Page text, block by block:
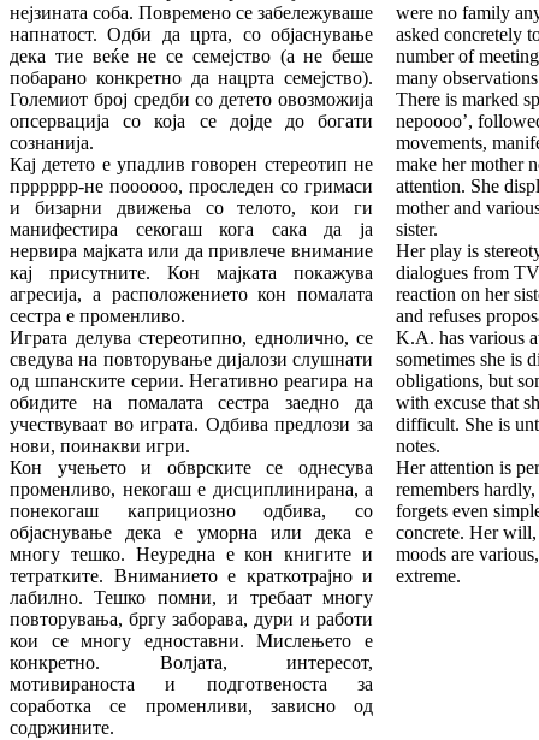
нејзината соба. Повремено се забележуваше
напнатост. Одби да црта, со објаснување
дека тие веќе не се семејство (а не беше
побарано конкретно да нацрта семејство).
Големиот број средби со детето овозможија
опсервација со која се дојде до богати
сознанија.
Кај детето е упадлив говорен стереотип не
прррррр-не поооооо, проследен со гримаси
и бизарни движења со телото, кои ги
манифестира секогаш кога сака да ја
нервира мајката или да привлече внимание
кај присутните. Кон мајката покажува
агресија, а расположението кон помалата
сестра е променливо.
Играта делува стереотипно, еднолично, се
сведува на повторување дијалози слушнати
од шпанските серии. Негативно реагира на
обидите на помалата сестра заедно да
учествуваат во играта. Одбива предлози за
нови, поинакви игри.
Кон учењето и обврските се однесува
променливо, некогаш е дисциплинирана, а
понекогаш каприциозно одбива, со
објаснување дека е уморна или дека е
многу тешко. Неуредна е кон книгите и
тетратките. Вниманието е краткотрајно и
лабилно. Тешко помни, и требаат многу
повторувања, бргу заборава, дури и работи
кои се многу едноставни. Мислењето е
конкретно. Волјата, интересот,
мотивираноста и подготвеноста за
соработка се променливи, зависно од
содржините.
were no family
asked concretely
number of
many
There is marked
nepoooo’,
movements,
make her mother
attention. She
mother and
sister.
Her play is
dialogues from
reaction on her
and refuses
K.A. has various
sometimes she is
obligations, but
with excuse that
difficult. She is
notes.
Her attention is
remembers
forgets even
concrete. Her
moods are
extreme.